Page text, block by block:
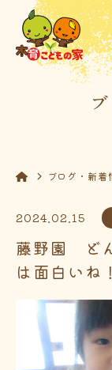
ブログ・新着
2024.02.15
藤野園 ど
は面白いね！